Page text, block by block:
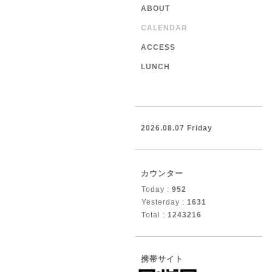
ABOUT
CALENDAR
ACCESS
LUNCH
2026.08.07 Friday
カウンター
Today : 952
Yesterday : 1631
Total : 1243216
携帯サイト